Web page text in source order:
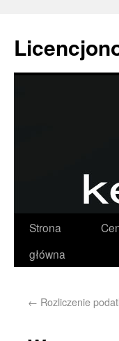
Strona
główna
← Rozliczenie